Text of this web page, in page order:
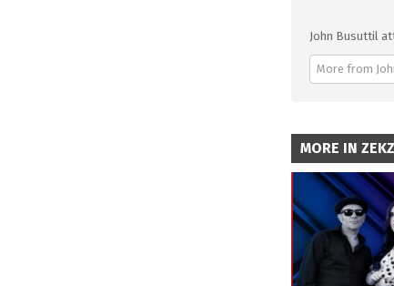
John Busuttil
More from
MORE IN